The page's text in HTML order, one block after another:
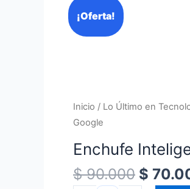
¡Oferta!
Inicio / Lo Último en
Google
Enchufe
$90.000 $
Inteligente
Alexa